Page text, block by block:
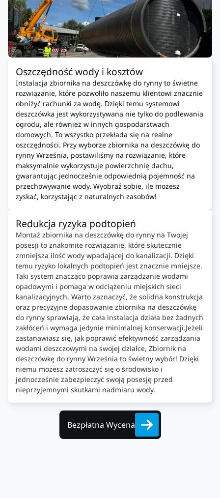
Oszczędność wody i kosztów
Instalacja zbiornika na deszczówkę do rynny to świetne
rozwiązanie, które pozwoliło naszemu klientowi znacznie
obniżyć rachunki za wodę. Dzięki temu systemowi
deszczówka jest wykorzystywana nie tylko do podlewania
ogrodu, ale również w innych gospodarstwach
domowych. To wszystko przekłada się na realne
oszczędności. Przy wyborze zbiornika na deszczówkę do
rynny Września, postawiliśmy na rozwiązanie, które
maksymalnie wykorzystuje powierzchnię dachu,
gwarantując jednocześnie odpowiednią pojemność na
przechowywanie wody. Wyobraź sobie, ile możesz
zyskać, korzystając z naturalnych zasobów!
Redukcja ryzyka podtopień
Montaż zbiornika na deszczówkę do rynny na Twojej
posesji to znakomite rozwiązanie, które skutecznie
zmniejsza ilość wody wpadającej do kanalizacji. Dzięki
temu ryzyko lokalnych podtopień jest znacznie mniejsze.
Taki system znacząco poprawia zarządzanie wodami
opadowymi i pomaga w odciążeniu miejskich sieci
kanalizacyjnych. Warto zaznaczyć, że solidna konstrukcja
oraz precyzyjne dopasowanie zbiornika na deszczówkę
do rynny sprawiają, że cała instalacja działa bez żadnych
zakłóceń i wymaga jedynie minimalnej konserwacji.Jeżeli
zastanawiasz się, jak poprawić efektywność zarządzania
wodami deszczowymi na swojej działce, Zbiornik na
deszczówkę do rynny Września to świetny wybór! Dzięki
niemu możesz zatroszczyć się o środowisko i
jednocześnie zabezpieczyć swoją posesję przed
nieprzyjemnymi skutkami nadmiaru wody.
Bezpłatna Wycena